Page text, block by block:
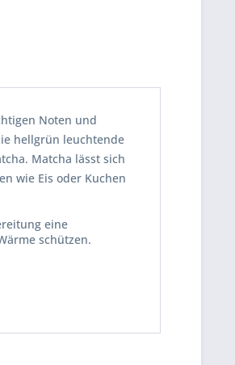
Noten und
hellgrün leuchtende
Matcha lässt sich
wie Eis oder Kuchen
eine
schützen.